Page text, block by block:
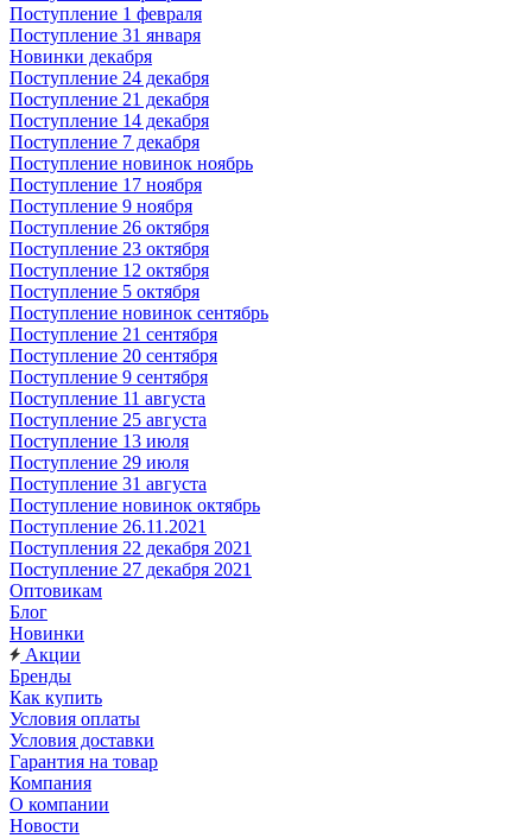
Поступление 1 февраля
Поступление 31 января
Новинки декабря
Поступление 24 декабря
Поступление 21 декабря
Поступление 14 декабря
Поступление 7 декабря
Поступление новинок ноябрь
Поступление 17 ноября
Поступление 9 ноября
Поступление 26 октября
Поступление 23 октября
Поступление 12 октября
Поступление 5 октября
Поступление новинок сентябрь
Поступление 21 сентября
Поступление 20 сентября
Поступление 9 сентября
Поступление 11 августа
Поступление 25 августа
Поступление 13 июля
Поступление 29 июля
Поступление 31 августа
Поступление новинок октябрь
Поступление 26.11.2021
Поступления 22 декабря 2021
Поступление 27 декабря 2021
Оптовикам
Блог
Новинки
Акции
Бренды
Как купить
Условия оплаты
Условия доставки
Гарантия на товар
Компания
О компании
Новости